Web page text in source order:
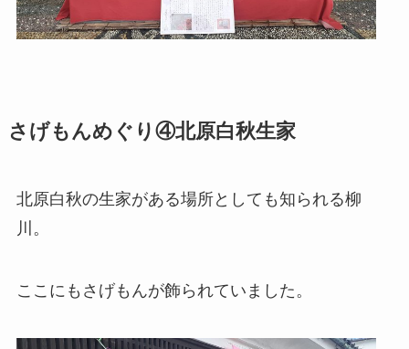
さげもんめぐり④北原白秋生家
北原白秋の生家がある場所としても知られる柳
川。
ここにもさげもんが飾られていました。